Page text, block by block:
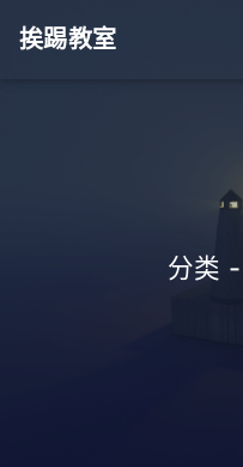
挨踢教室
分类